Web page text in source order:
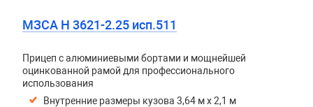
МЗСА H 3621-2.25 исп.511
Прицеп с алюминиевыми бортами и мощнейшей
оцинкованной рамой для профессионального
использования
Внутренние размеры кузова 3,64 м х 2,1 м